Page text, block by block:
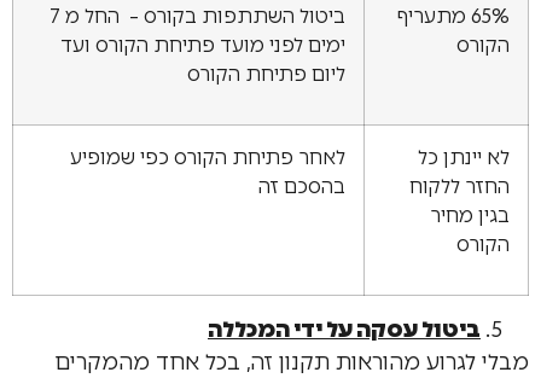
65% מתעריף
הקורס
ביטול השתתפות בקורס – החל מ 7
ימים לפני מועד פתיחת הקורס ועד
ליום פתיחת הקורס
לא יינתן כל
החזר ללקוח
בגין מחיר
הקורס
לאחר פתיחת הקורס כפי שמופיע
בהסכם זה
ביטול עסקה על ידי המכללה
מבלי לגרוע מהוראות תקנון זה, בכל אחד מהמקרים